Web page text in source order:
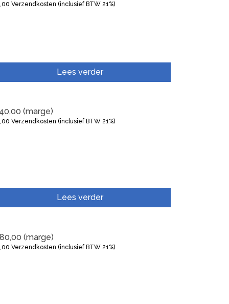
Verzendkosten (inclusief BTW 21%)
Lees verder
(marge)
Verzendkosten (inclusief BTW 21%)
Lees verder
(marge)
Verzendkosten (inclusief BTW 21%)